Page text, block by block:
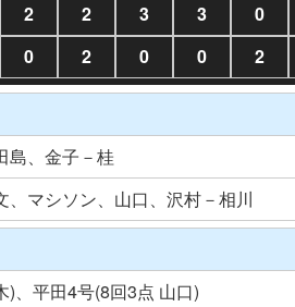
2 2 3 3 0
0 2 0 0 2
島、金子－桂
、マシソン、山口、沢村－相川
)、平田4号(8回3点 山口)